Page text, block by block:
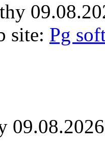
site: Pg